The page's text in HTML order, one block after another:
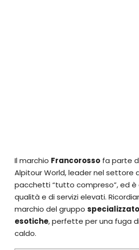
Il marchio Francorosso fa parte
Alpitour World, leader nel settore
pacchetti “tutto compreso”, ed è
qualità e di servizi elevati.
marchio del gruppo
esotiche, perfette per una fuga
caldo.